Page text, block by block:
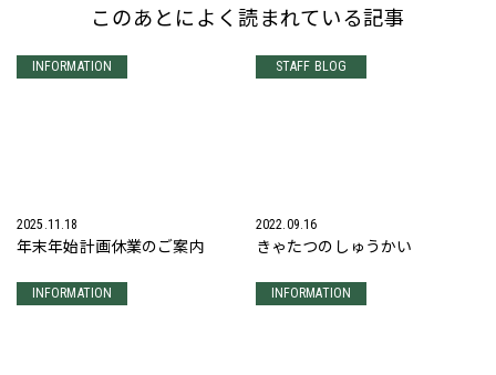
このあとによく読まれている記事
INFORMATION
2025.11.18
年末年始計画休業のご案内
STAFF BLOG
2022.09.16
きゃたつのしゅうかい
INFORMATION INFORMATION